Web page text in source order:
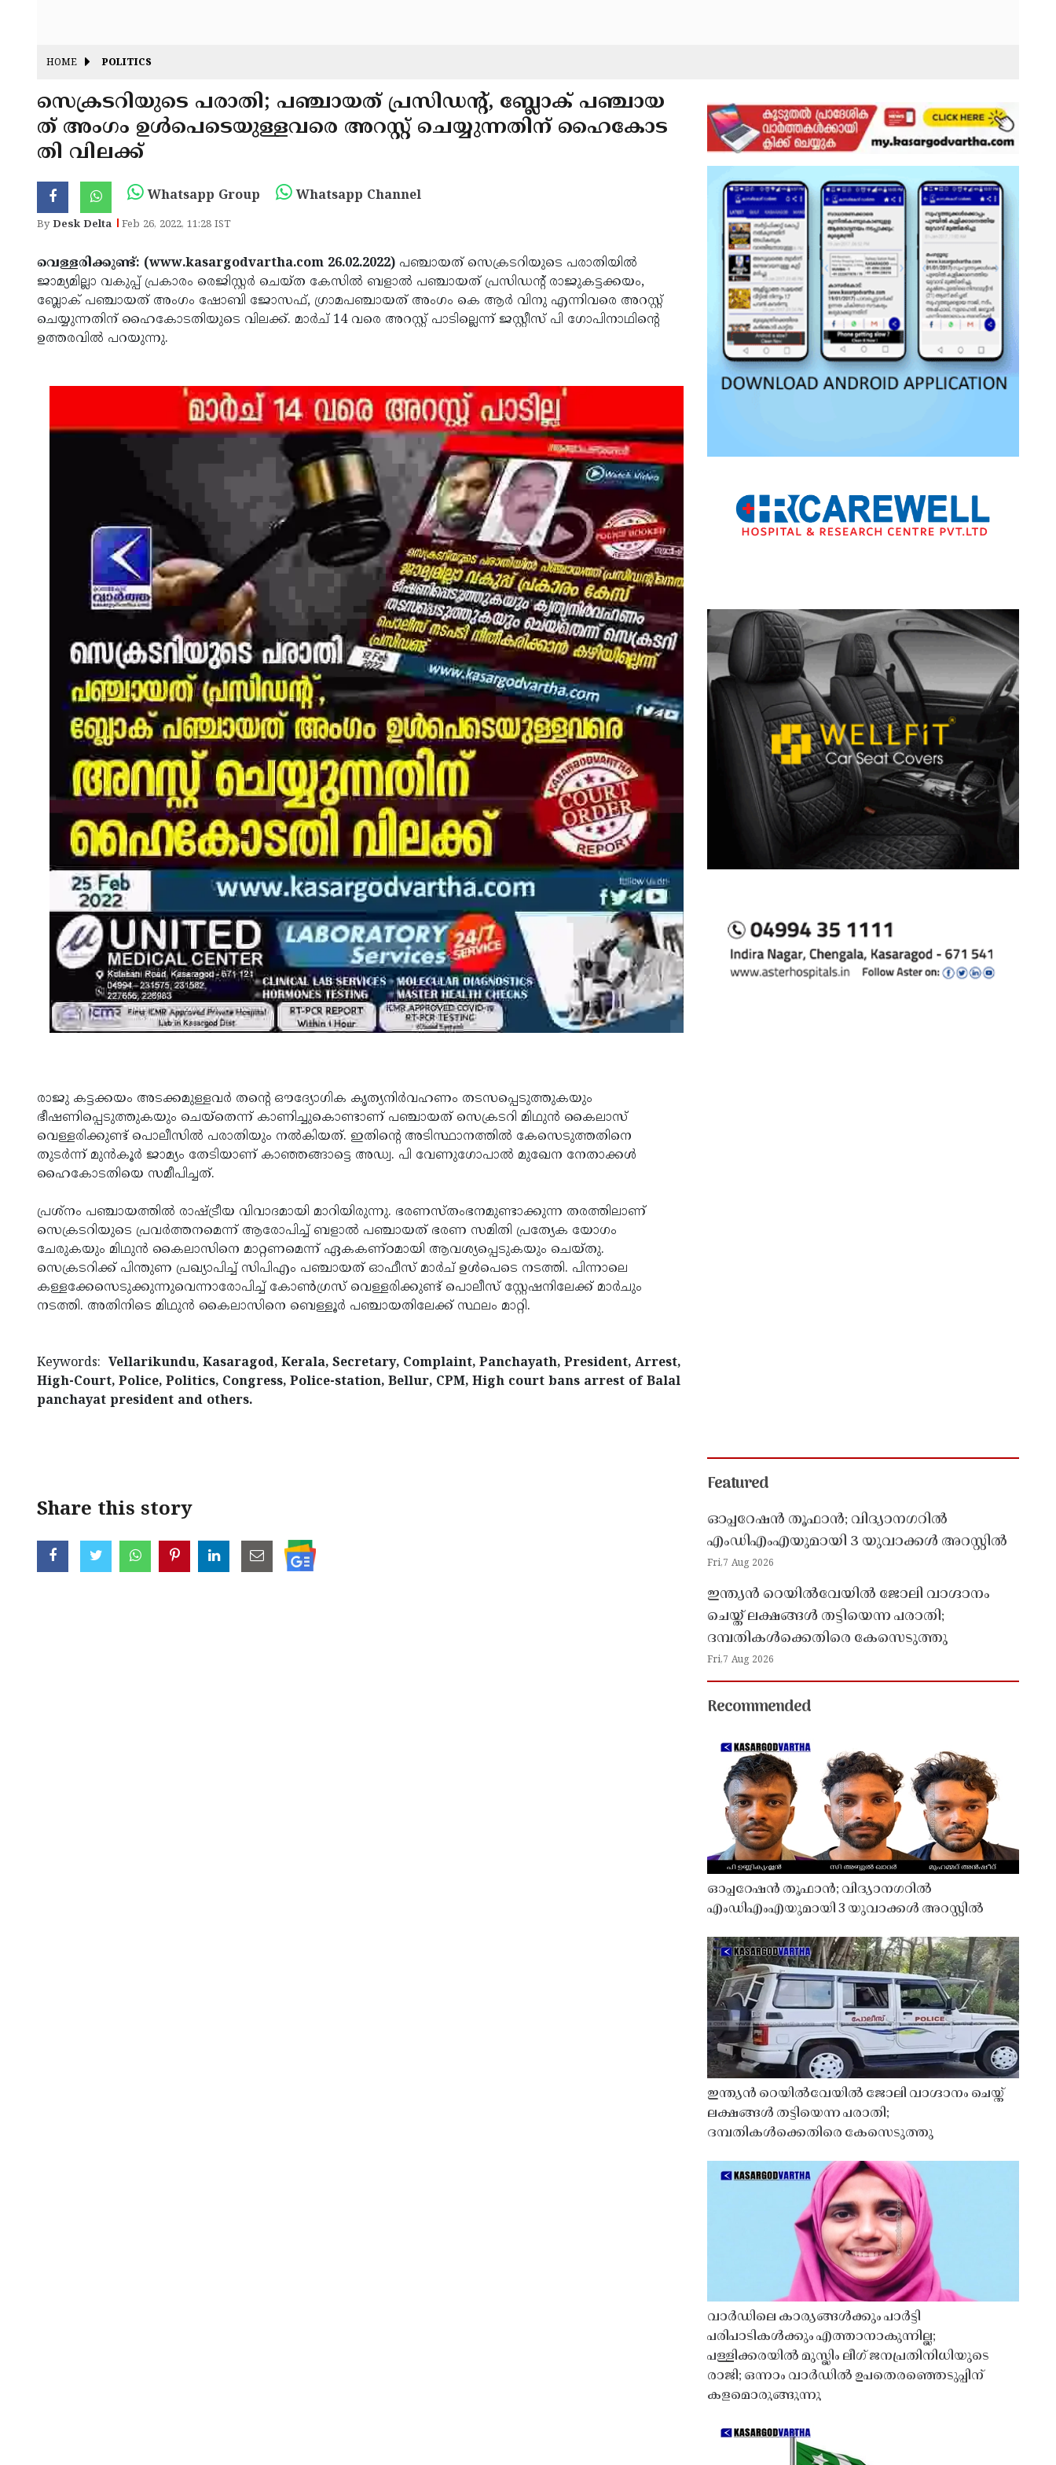
HOME POLITICS
സെക്രടറിയുടെ പരാതി; പഞ്ചായത് പ്രസിഡന്റ്, ബ്ലോക് പഞ്ചായ
ത് അംഗം ഉൾപെടെയുള്ളവരെ അറസ്റ്റ് ചെയ്യുന്നതിന് ഹൈകോട
തി വിലക്ക്
Whatsapp Group Whatsapp Channel
ByDesk Delta Feb 26, 2022, 11:28 IST
വെള്ളരിക്കുണ്ട്: (www.kasargodvartha.com 26.02.2022) പഞ്ചായത് സെക്രടറിയുടെ പരാതിയിൽ
ജാമ്യമില്ലാ വകുപ്പ് പ്രകാരം രെജിസ്റ്റർ ചെയ്ത കേസിൽ ബളാൽ പഞ്ചായത് പ്രസിഡന്റ് രാജുകട്ടക്കയം,
ബ്ലോക് പഞ്ചായത് അംഗം ഷോബി ജോസഫ്, ഗ്രാമപഞ്ചായത് അംഗം കെ ആർ വിനു എന്നിവരെ അറസ്റ്റ്
ചെയ്യുന്നതിന് ഹൈകോടതിയുടെ വിലക്ക്. മാർച് 14 വരെ അറസ്റ്റ് പാടില്ലെന്ന് ജസ്റ്റീസ് പി ഗോപിനാഥിന്റെ
ഉത്തരവിൽ പറയുന്നു.
രാജു കട്ടക്കയം അടക്കമുള്ളവർ തന്റെ ഔദ്യോഗിക കൃത്യനിർവഹണം തടസപ്പെടുത്തുകയും
ഭീഷണിപ്പെടുത്തുകയും ചെയ്‌തെന്ന് കാണിച്ചുകൊണ്ടാണ് പഞ്ചായത് സെക്രടറി മിഥുൻ കൈലാസ്
വെള്ളരിക്കുണ്ട് പൊലീസിൽ പരാതിയും നൽകിയത്. ഇതിന്റെ അടിസ്ഥാനത്തിൽ കേസെടുത്തതിനെ
തുടർന്ന് മുൻ‌കൂർ ജാമ്യം തേടിയാണ് കാഞ്ഞങ്ങാട്ടെ അഡ്വ. പി വേണുഗോപാൽ മുഖേന നേതാക്കൾ
ഹൈകോടതിയെ സമീപിച്ചത്.
പ്രശ്‌നം പഞ്ചായത്തിൽ രാഷ്ട്രീയ വിവാദമായി മാറിയിരുന്നു. ഭരണസ്തംഭനമുണ്ടാക്കുന്ന തരത്തിലാണ്
സെക്രടറിയുടെ പ്രവർത്തനമെന്ന് ആരോപിച്ച് ബളാൽ പഞ്ചായത് ഭരണ സമിതി പ്രത്യേക യോഗം
ചേരുകയും മിഥുൻ കൈലാസിനെ മാറ്റണമെന്ന് ഏകകണ്ഠമായി ആവശ്യപ്പെടുകയും ചെയ്തു.
സെക്രടറിക്ക് പിന്തുണ പ്രഖ്യാപിച്ച് സിപിഎം പഞ്ചായത് ഓഫീസ് മാർച് ഉൾപെടെ നടത്തി. പിന്നാലെ
കള്ളക്കേസെടുക്കുന്നുവെന്നാരോപിച്ച് കോൺഗ്രസ് വെള്ളരിക്കുണ്ട് പൊലീസ് സ്റ്റേഷനിലേക്ക് മാർചും
നടത്തി. അതിനിടെ മിഥുൻ കൈലാസിനെ ബെള്ളൂർ പഞ്ചായതിലേക്ക് സ്ഥലം മാറ്റി.
Keywords: Vellarikundu, Kasaragod, Kerala, Secretary, Complaint, Panchayath, President, Arrest,
High-Court, Police, Politics, Congress, Police-station, Bellur, CPM, High court bans arrest of Balal
panchayat president and others.
Share this story
Featured
ഓപ്പറേഷൻ തൂഫാൻ; വിദ്യാനഗറിൽ
എംഡിഎംഎയുമായി 3 യുവാക്കൾ അറസ്റ്റിൽ
Fri,7 Aug 2026
ഇന്ത്യൻ റെയിൽവേയിൽ ജോലി വാഗ്ദാനം
ചെയ്ത് ലക്ഷങ്ങൾ തട്ടിയെന്ന പരാതി;
ദമ്പതികൾക്കെതിരെ കേസെടുത്തു
Fri,7 Aug 2026
Recommended
ഓപ്പറേഷൻ തൂഫാൻ; വിദ്യാനഗറിൽ
എംഡിഎംഎയുമായി 3 യുവാക്കൾ അറസ്റ്റിൽ
ഇന്ത്യൻ റെയിൽവേയിൽ ജോലി വാഗ്ദാനം ചെയ്ത്
ലക്ഷങ്ങൾ തട്ടിയെന്ന പരാതി;
ദമ്പതികൾക്കെതിരെ കേസെടുത്തു
വാർഡിലെ കാര്യങ്ങൾക്കും പാർട്ടി
പരിപാടികൾക്കും എത്താനാകുന്നില്ല;
പള്ളിക്കരയിൽ മുസ്ലിം ലീഗ് ജനപ്രതിനിധിയുടെ
രാജി; ഒന്നാം വാർഡിൽ ഉപതെരഞ്ഞെടുപ്പിന്
കളമൊരുങ്ങുന്നു